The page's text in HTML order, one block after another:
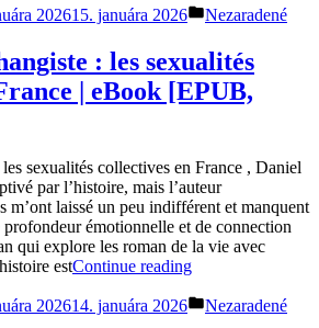
E
Commercio
a
Ed
Eta
Moderna
:
Libri
Digitali“
202615. januára 2026
Posted
Nezaradené
: les sexualités
| eBook [EPUB,
sexualités collectives en France , Daniel
par l’histoire, mais l’auteur
m’ont laissé un peu indifférent et manquent
émotionnelle et de connection
qui explore les roman de la vie avec
estContinue reading„La
Échangiste
202614. januára 2026
Posted
Nezaradené